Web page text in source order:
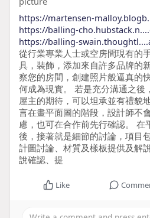
https://martensen-
https://balling-
https://balling-
從行業專業人士或空房間現有的
具，裝飾，添加來自許多品牌的
察您的房間，創建照片般逼真的
何成為現實。 若是充分溝通之後
屋主的期待，可以坦承並有禮貌
言在畫平面圖的階段，設計師不
慮，也可在合作前先行確認。 在
後，接著就是細節的討論，項目
計圖討論、材質及樣板提供及解
說確認、提
Like